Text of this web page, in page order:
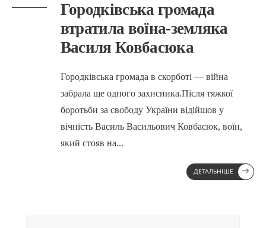
Городківська громада
втратила воїна-земляка
Василя Ковбасюка
Городківська громада в скорботі — війна
забрала ще одного захисника.Після тяжкої
боротьби за свободу України відійшов у
вічність Василь Васильович Ковбасюк, воїн,
який стояв на...
ДЕТАЛЬНІШЕ →